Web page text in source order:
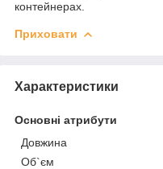
контейнерах.
Приховати
Характеристики
Основні атрибути
Довжина
Об`єм